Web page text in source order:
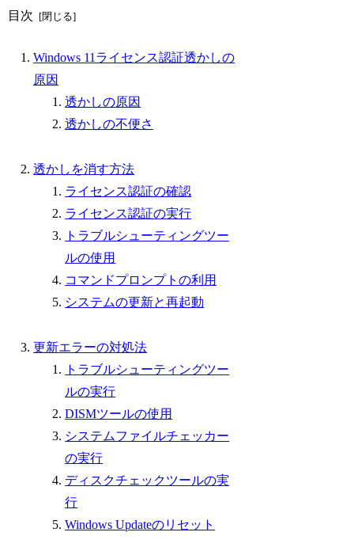
目次
Windows 11ライセンス認証透かしの
原因
透かしの原因
透かしの不便さ
透かしを消す方法
ライセンス認証の確認
ライセンス認証の実行
トラブルシューティングツー
ルの使用
コマンドプロンプトの利用
システムの更新と再起動
更新エラーの対処法
トラブルシューティングツー
ルの実行
DISMツールの使用
システムファイルチェッカー
の実行
ディスクチェックツールの実
行
Windows Updateのリセット